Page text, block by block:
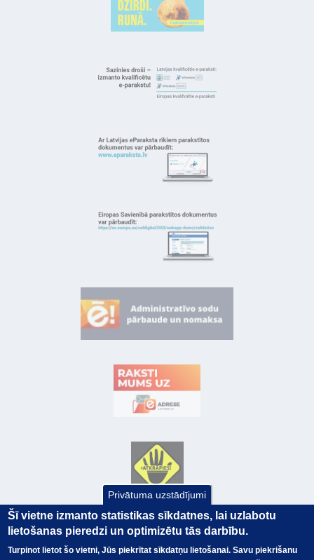
Privātuma uzstādījumi
Šī vietne izmanto statistikas sīkdatnes, lai uzlabotu
lietošanas pieredzi un optimizētu tās darbību.
Turpinot lietot šo vietni, Jūs piekrītat sīkdatņu lietošanai. Savu piekrišanu